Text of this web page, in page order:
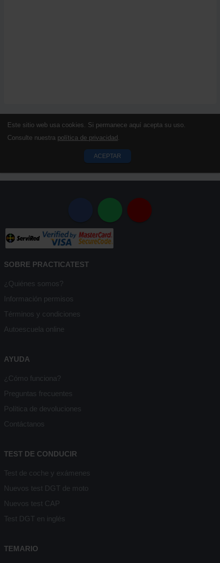
Este sitio web usa cookies. Si permanece aquí acepta su uso.
Consulte nuestra política de privacidad .
ACEPTAR
SOBRE PRACTICATEST
¿Quiénes somos?
Información permisos
Términos y condiciones
Autoescuela online
AYUDA
¿Cómo funciona?
Preguntas frecuentes
Política de devoluciones
Contáctanos
TEST DE CONDUCIR
Test de coche y exámenes
Nuevos test DGT de moto
Nuevos test CAP
Test DGT en inglés
TEMARIO